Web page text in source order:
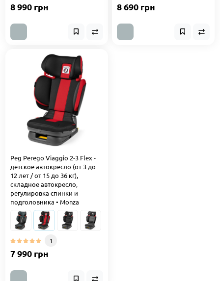
8 990 грн 8 690 грн
Peg Perego Viaggio 2-3 Flex -
детское автокресло (от 3 до
12 лет / от 15 до 36 кг),
складное автокресло,
регулировка спинки и
подголовника • Monza
1
7 990 грн